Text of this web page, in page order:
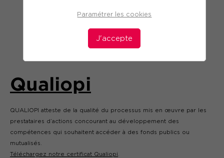
Paramétrer les cookies
J'accepte
Qualiopi
QUALIOPI atteste de la qualité du processus mis en œuvre par les
prestataires d’actions concourant au développement des
compétences qui souhaitent accéder à des fonds publics ou
mutualisés.
Téléchargez notre certificat Qualiopi.